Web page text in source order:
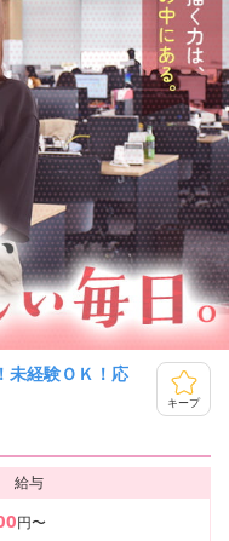
未経験ＯＫ！応
キープ
給与
円〜